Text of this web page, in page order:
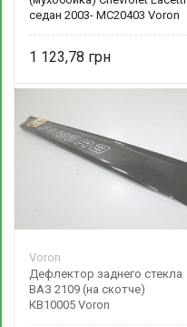
седан 2003- MC20403 Voron
1 123,78
Voron
Дефлектор заднего стекла
ВАЗ 2109 (на скотче)
КВ10005 Voron